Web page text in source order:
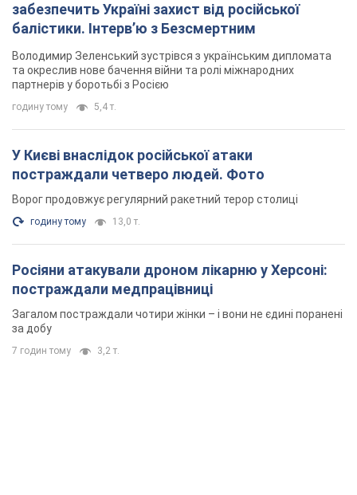
забезпечить Україні захист від російської
балістики. Інтерв’ю з Безсмертним
Володимир Зеленський зустрівся з українським дипломата
та окреслив нове бачення війни та ролі міжнародних
партнерів у боротьбі з Росією
годину тому 5,4 т.
У Києві внаслідок російської атаки
постраждали четверо людей. Фото
Ворог продовжує регулярний ракетний терор столиці
годину тому 13,0 т.
Росіяни атакували дроном лікарню у Херсоні:
постраждали медпрацівниці
Загалом постраждали чотири жінки – і вони не єдині поранені
за добу
7 годин тому 3,2 т.